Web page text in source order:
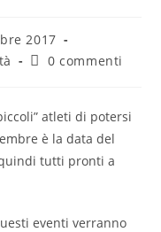
2017
0 commenti
atleti di potersi
è la data del
tutti pronti a
eventi verranno